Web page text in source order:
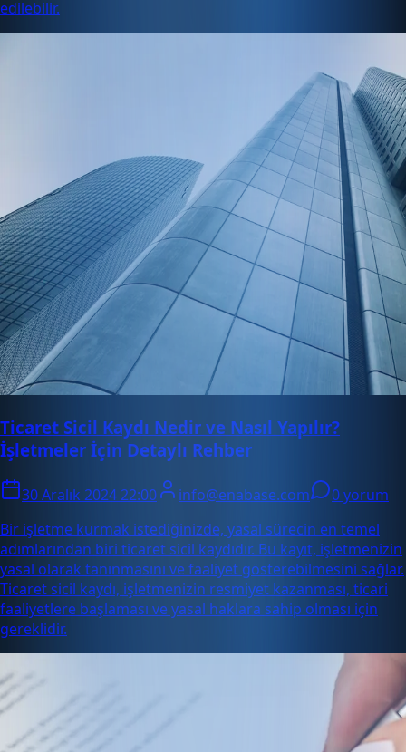
edilebilir.
Ticaret Sicil Kaydı Nedir ve Nasıl Yapılır?
İşletmeler İçin Detaylı Rehber
30 Aralık 2024 22:00 info@enabase.com
0 yorum
Bir işletme kurmak istediğinizde, yasal sürecin en temel
adımlarından biri ticaret sicil kaydıdır. Bu kayıt, işletmenizin
yasal olarak tanınmasını ve faaliyet gösterebilmesini sağlar.
Ticaret sicil kaydı, işletmenizin resmiyet kazanması, ticari
faaliyetlere başlaması ve yasal haklara sahip olması için
gereklidir.